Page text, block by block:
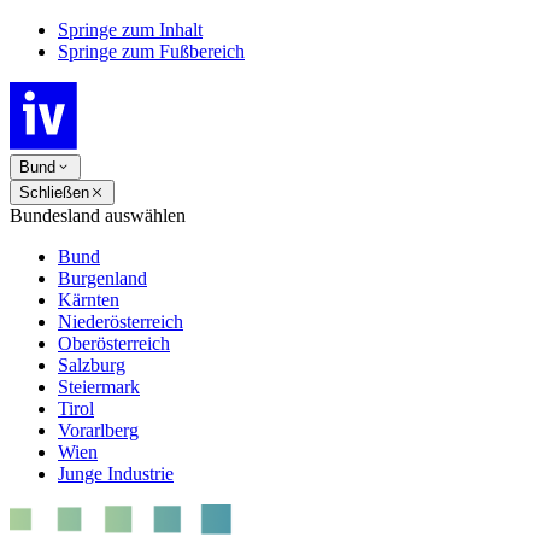
Springe zum Inhalt
Springe zum Fußbereich
Bund
Schließen
Bundesland auswählen
Bund
Burgenland
Kärnten
Niederösterreich
Oberösterreich
Salzburg
Steiermark
Tirol
Vorarlberg
Wien
Junge Industrie